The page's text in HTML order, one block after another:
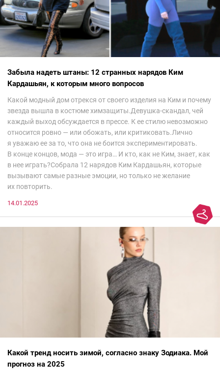
Забыла надеть штаны: 12 странных нарядов Ким
Кардашьян, к которым много вопросов
Какой модный дом отрекся от своего изделия на Ким и почему
звезда вышла в костюме химзащиты.Девушка-скандал, чей
каждый выход обсуждается в прессе. К ее стилю невозможно
относится ровно — или обожать, или критиковать.Лично
я уважаю ее за то, что она не боится экспериментировать.
В конце концов, мода — это игра… И кто, как не Ким, знает, как
в нее играть?Собрала 12 нарядов Ким Кардашьян, которые
вызывают самые разные эмоции, но только не желание
их повторить.
14.01.2025
Какой тренд носить зимой, согласно знаку Зодиака. Мой
прогноз на 2025